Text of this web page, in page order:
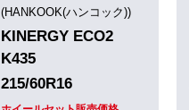
(HANKOOK(ハンコック))
KINERGY ECO2
K435
215/60R16